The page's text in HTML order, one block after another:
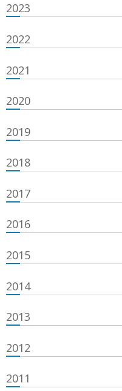
2023
2022
2021
2020
2019
2018
2017
2016
2015
2014
2013
2012
2011